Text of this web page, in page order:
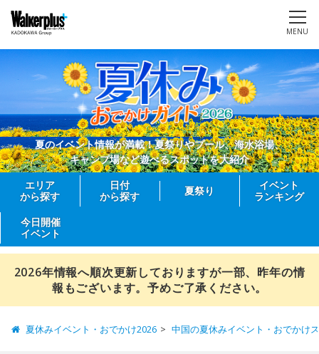
MENU
夏のイベント情報が満載！夏祭りやプール、海水浴場、
キャンプ場など遊べるスポットを大紹介
エリア
から探す
日付
から探す
夏祭り
イベント
ランキング
今日開催
イベント
2026年情報へ順次更新しておりますが一部、昨年の情
報もございます。予めご了承ください。
夏休みイベント・おでかけ2026 中国の夏休みイベント・おでかけ